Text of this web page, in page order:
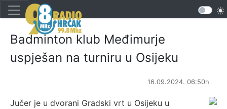
Badminton klub Međimurje
uspješan na turniru u Osijeku
16.09.2024. 06:50h
Jučer je u dvorani Gradski vrt u Osijeku u